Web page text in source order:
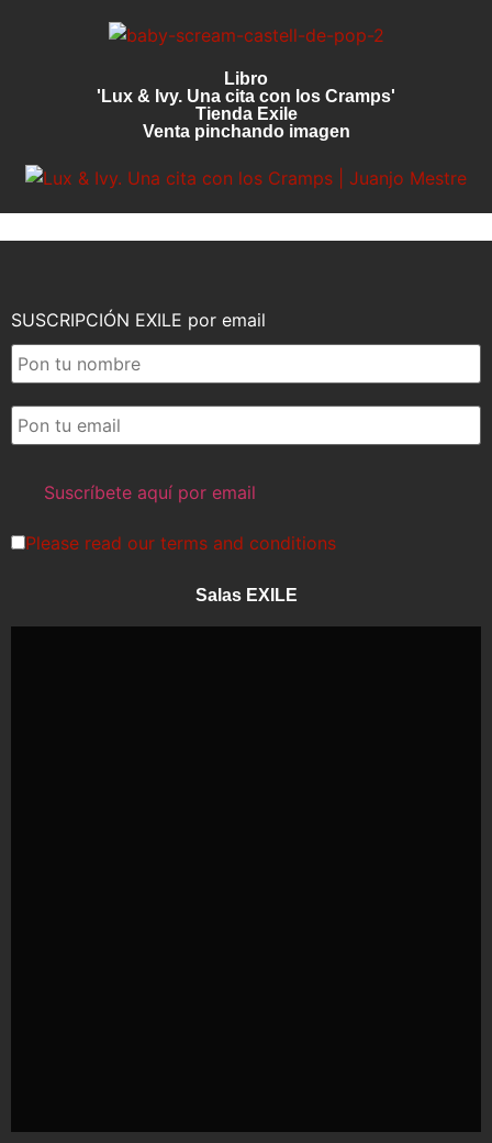
Libro
'Lux & Ivy. Una cita con los Cramps'
Tienda Exile
Venta pinchando imagen
SUSCRIPCIÓN EXILE por email
Please read our terms and conditions
Salas EXILE